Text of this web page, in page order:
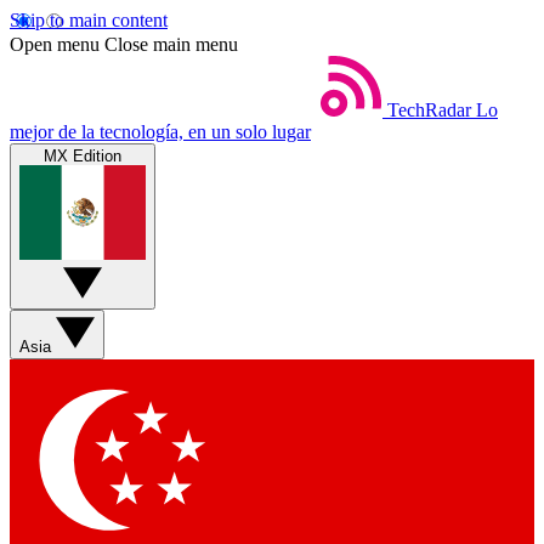
Skip to main content
Open menu Close main menu
TechRadar Lo
mejor de la tecnología, en un solo lugar
MX Edition
Asia